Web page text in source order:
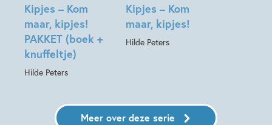
Kipjes – Kom
maar, kipjes!
PAKKET (boek +
knuffeltje)
Hilde Peters
Kipjes – Kom
maar, kipjes!
Hilde Peters
Meer over deze serie